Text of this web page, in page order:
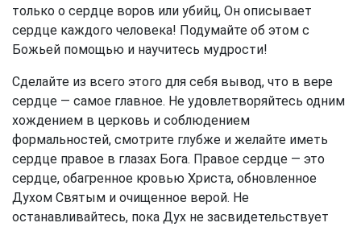
только о сердце воров или убийц, Он описывает
сердце каждого человека! Подумайте об этом с
Божьей помощью и научитесь мудрости!
Сделайте из всего этого для себя вывод, что в вере
сердце — самое главное. Не удовлетворяйтесь одним
хождением в церковь и соблюдением
формальностей, смотрите глубже и желайте иметь
сердце правое в глазах Бога. Правое сердце — это
сердце, обагренное кровью Христа, обновленное
Духом Святым и очищенное верой. Не
останавливайтесь, пока Дух не засвидетельствует